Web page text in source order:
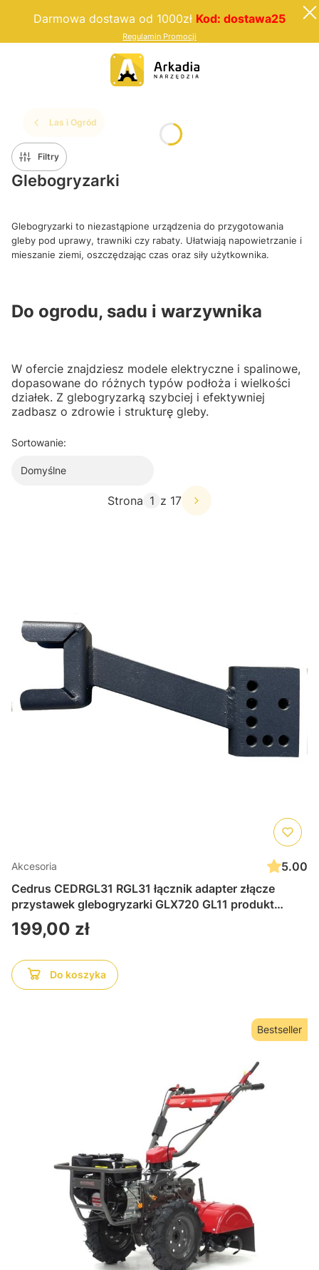
Darmowa dostawa od 1000zł Kod: dostawa25
Regulamin Promocji
Las i Ogród
Filtry
Glebogryzarki
Glebogryzarki to niezastąpione urządzenia do przygotowania
gleby pod uprawy, trawniki czy rabaty. Ułatwiają napowietrzanie i
mieszanie ziemi, oszczędzając czas oraz siły użytkownika.
Do ogrodu, sadu i warzywnika
W ofercie znajdziesz modele elektryczne i spalinowe,
dopasowane do różnych typów podłoża i wielkości
działek. Z glebogryzarką szybciej i efektywniej
zadbasz o zdrowie i strukturę gleby.
Sortowanie:
Domyślne
Strona z 17
Akcesoria
5.00
Cedrus CEDRGL31 RGL31 łącznik adapter złącze
przystawek glebogryzarki GLX720 GL11 produkt
polski
Cena
199,00 zł
Do koszyka
Bestseller